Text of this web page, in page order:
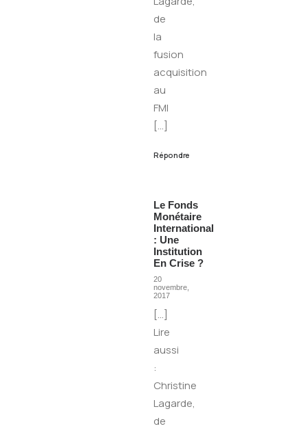
de
la
fusion
acquisition
au
FMI
[…]
Répondre
Le Fonds
Monétaire
International
: Une
Institution
En Crise ?
20
novembre,
2017
[…]
Lire
aussi
:
Christine
Lagarde,
de